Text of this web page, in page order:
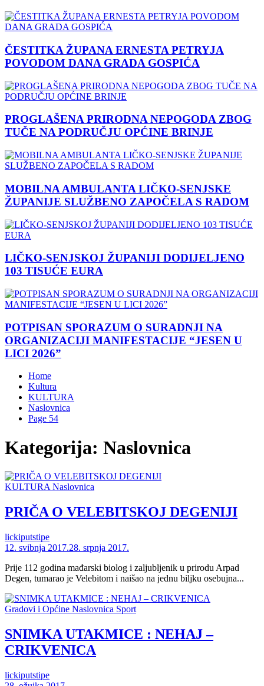
ČESTITKA ŽUPANA ERNESTA PETRYJA
POVODOM DANA GRADA GOSPIĆA
PROGLAŠENA PRIRODNA NEPOGODA ZBOG
TUČE NA PODRUČJU OPĆINE BRINJE
MOBILNA AMBULANTA LIČKO-SENJSKE
ŽUPANIJE SLUŽBENO ZAPOČELA S RADOM
LIČKO-SENJSKOJ ŽUPANIJI DODIJELJENO
103 TISUĆE EURA
POTPISAN SPORAZUM O SURADNJI NA
ORGANIZACIJI MANIFESTACIJE “JESEN U
LICI 2026”
Home
Kultura
KULTURA
Naslovnica
Page 54
Kategorija: Naslovnica
KULTURA Naslovnica
PRIČA O VELEBITSKOJ DEGENIJI
lickiputstipe
12. svibnja 2017.28. srpnja 2017.
Prije 112 godina mađarski biolog i zaljubljenik u prirodu Arpad
Degen, tumarao je Velebitom i naišao na jednu biljku osebujna...
Gradovi i Općine Naslovnica Sport
SNIMKA UTAKMICE : NEHAJ –
CRIKVENICA
lickiputstipe